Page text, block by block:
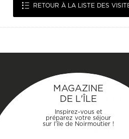
RETOUR À LA LISTE DES
MAGAZINE
DE L'ÎLE
Inspirez-vous et
préparez votre séjour
sur l'île de Noirmoutier !